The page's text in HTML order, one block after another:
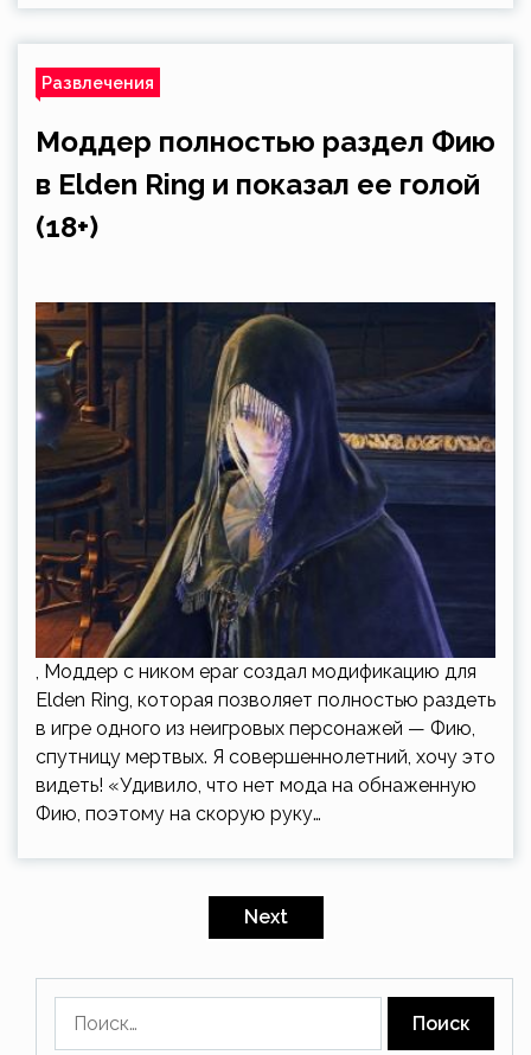
Развлечения
Моддер полностью раздел Фию
в Elden Ring и показал ее голой
(18+)
, Моддер с ником epar создал модификацию для
Elden Ring, которая позволяет полностью раздеть
в игре одного из неигровых персонажей — Фию,
спутницу мертвых. Я совершеннолетний, хочу это
видеть! «Удивило, что нет мода на обнаженную
Фию, поэтому на скорую руку…
Next